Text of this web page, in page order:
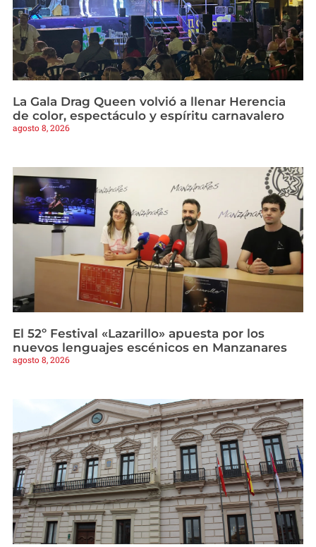
La Gala Drag Queen volvió a llenar Herencia
de color, espectáculo y espíritu carnavalero
agosto 8, 2026
El 52º Festival «Lazarillo» apuesta por los
nuevos lenguajes escénicos en Manzanares
agosto 8, 2026